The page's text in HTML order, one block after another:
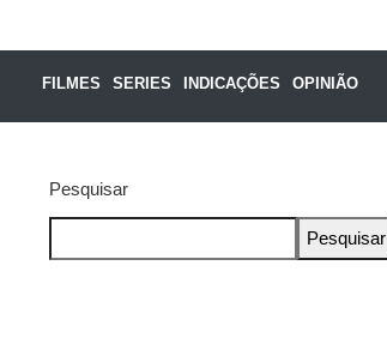
FILMES SERIES INDICAÇÕES OPINIÃO
Pesquisar
Pesquisar